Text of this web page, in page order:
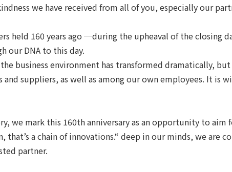
we have received from all of you, especially our
held 160 years ago ─during the upheaval of the closing
our DNA to this day.
business environment has transformed dramatically,
suppliers, as well as among our own employees. It is
we mark this 160th anniversary as an opportunity to
that’s a chain of innovations.“ deep in our minds, we
partner.